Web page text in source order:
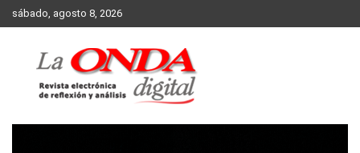
Skip
to
sábado, agosto 8, 2026